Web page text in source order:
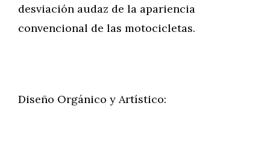
desviación audaz de la apariencia
convencional de las motocicletas.
Diseño Orgánico y Artístico: